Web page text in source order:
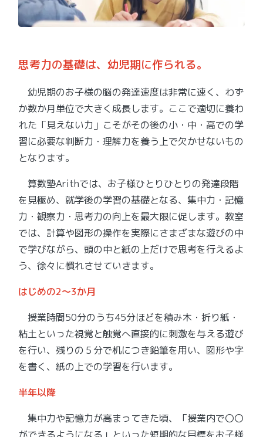
思考力の基礎は、幼児期に作られる。
幼児期のお子様の脳の発達速度は非常に速く、わず
か数か月単位で大きく成長します。ここで適切に養わ
れた「見えない力」こそがその後の小・中・高での学
習に必要な判断力・理解力を養う上で欠かせないもの
となります。
算数塾Arithでは、お子様ひとりひとりの発達段階
を見極め、就学後の学習の基礎となる、集中力・記憶
力・観察力・思考力の向上を最大限に促します。 教室
では、計算や図形の操作を実際にさまざまな遊びの中
で学びながら、頭の中と紙の上だけで思考を行えるよ
う、徐々に慣れさせていきます。
はじめの2～3か月
授業時間50分のうち45分ほどを積み木・折り紙・
粘土といった視覚と触覚へ直接的に刺激を与える遊び
を行い、残りの５分で机につき鉛筆を用い、図形や字
を書く、紙の上での学習を行います。
半年以降
集中力や記憶力が高まってきた頃、「授業内で〇〇